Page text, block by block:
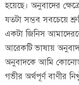
হয়েছে। অনুবাদের
যতটা সম্ভব সবচেয়ে
একটা জিনিস
আরেকটি ভাষায়
অনুবাদকে আমি
গভীর অর্থপূর্ণ বাণীর